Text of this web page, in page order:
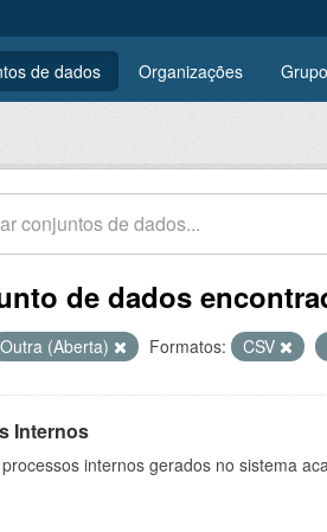
de dados Organizações
de dados
Outra (Aberta) Formatos: CSV
Internos
internos gerados no sistema